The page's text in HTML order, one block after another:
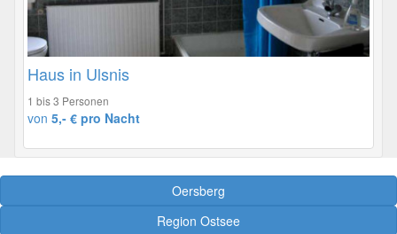
Haus in Ulsnis
1 bis 3 Personen
von 5,- € pro Nacht
Oersberg
Region Ostsee